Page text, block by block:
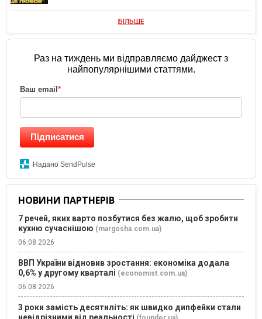
БІЛЬШЕ
Раз на тиждень ми відправляємо дайджест з
найпопулярнішими статтями.
Ваш email*
Підписатися
Надано SendPulse
НОВИНИ ПАРТНЕРІВ
7 речей, яких варто позбутися без жалю, щоб зробити
кухню сучаснішою (margosha.com.ua)
06.08.2026
ВВП України відновив зростання: економіка додала
0,6% у другому кварталі (economist.com.ua)
06.08.2026
3 роки замість десятиліть: як швидко дипфейки стали
невідрізними від реальності